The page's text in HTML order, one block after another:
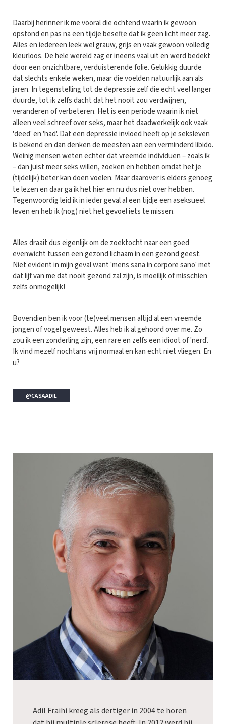
Daarbij herinner ik me vooral die ochtend waarin ik gewoon
opstond en pas na een tijdje besefte dat ik geen licht meer zag.
Alles en iedereen leek wel grauw, grijs en vaak gewoon volledig
kleurloos. De hele wereld zag er ineens vaal uit en werd bedekt
door een onzichtbare, verduisterende folie. Gelukkig duurde
dat slechts enkele weken, maar die voelden natuurlijk aan als
jaren. In tegenstelling tot de depressie zelf die echt veel langer
duurde, tot ik zelfs dacht dat het nooit zou verdwijnen,
veranderen of verbeteren. Het is een periode waarin ik niet
alleen veel schreef over seks, maar het daadwerkelijk ook vaak
'deed' en 'had'. Dat een depressie invloed heeft op je seksleven
is bekend en dan denken de meesten aan een verminderd libido.
Weinig mensen weten echter dat vreemde individuen – zoals ik
– dan juist meer seks willen, zoeken en hebben omdat het je
(tijdelijk) beter kan doen voelen. Maar daarover is elders genoeg
te lezen en daar ga ik het hier en nu dus niet over hebben.
Tegenwoordig leid ik in ieder geval al een tijdje een aseksueel
leven en heb ik (nog) niet het gevoel iets te missen.
Alles draait dus eigenlijk om de zoektocht naar een goed
evenwicht tussen een gezond lichaam in een gezond geest.
Niet evident in mijn geval want 'mens sana in corpore sano' met
dat lijf van me dat nooit gezond zal zijn, is moeilijk of misschien
zelfs onmogelijk!
Bovendien ben ik voor (te)veel mensen altijd al een vreemde
jongen of vogel geweest. Alles heb ik al gehoord over me. Zo
zou ik een zonderling zijn, een rare en zelfs een idioot of 'nerd'.
Ik vind mezelf nochtans vrij normaal en kan echt niet vliegen. En
u?
@CASAADIL
Adil Fraihi kreeg als dertiger in 2004 te horen